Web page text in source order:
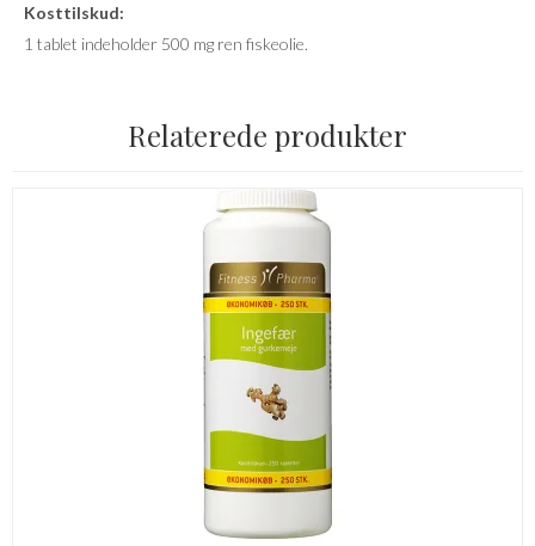
Kosttilskud:
1 tablet indeholder 500 mg ren fiskeolie.
Relaterede produkter